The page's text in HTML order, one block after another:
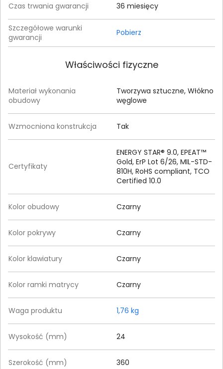
Czas trwania gwarancji 36 miesięcy
Szczegółowe warunki
gwarancji
Pobierz
Właściwości fizyczne
Materiał wykonania
obudowy
Tworzywa sztuczne, Włókno
węglowe
Wzmocniona konstrukcja Tak
Certyfikaty
ENERGY STAR® 9.0, EPEAT™
Gold, ErP Lot 6/26, MIL-STD-
810H, RoHS compliant, TCO
Certified 10.0
Kolor obudowy Czarny
Kolor pokrywy Czarny
Kolor klawiatury Czarny
Kolor ramki matrycy Czarny
Waga produktu 1,76 kg
Wysokość (mm) 24
Szerokość (mm) 360